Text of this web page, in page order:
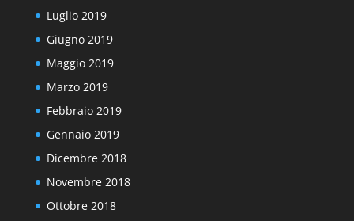
Luglio 2019
Giugno 2019
Maggio 2019
Marzo 2019
Febbraio 2019
Gennaio 2019
Dicembre 2018
Novembre 2018
Ottobre 2018